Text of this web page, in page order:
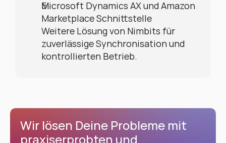
Microsoft Dynamics AX und Amazon
Marketplace Schnittstelle
Weitere Lösung von Nimbits für
zuverlässige Synchronisation und
kontrollierten Betrieb.
Wir lösen Deine Probleme mit
praxiserprobten und